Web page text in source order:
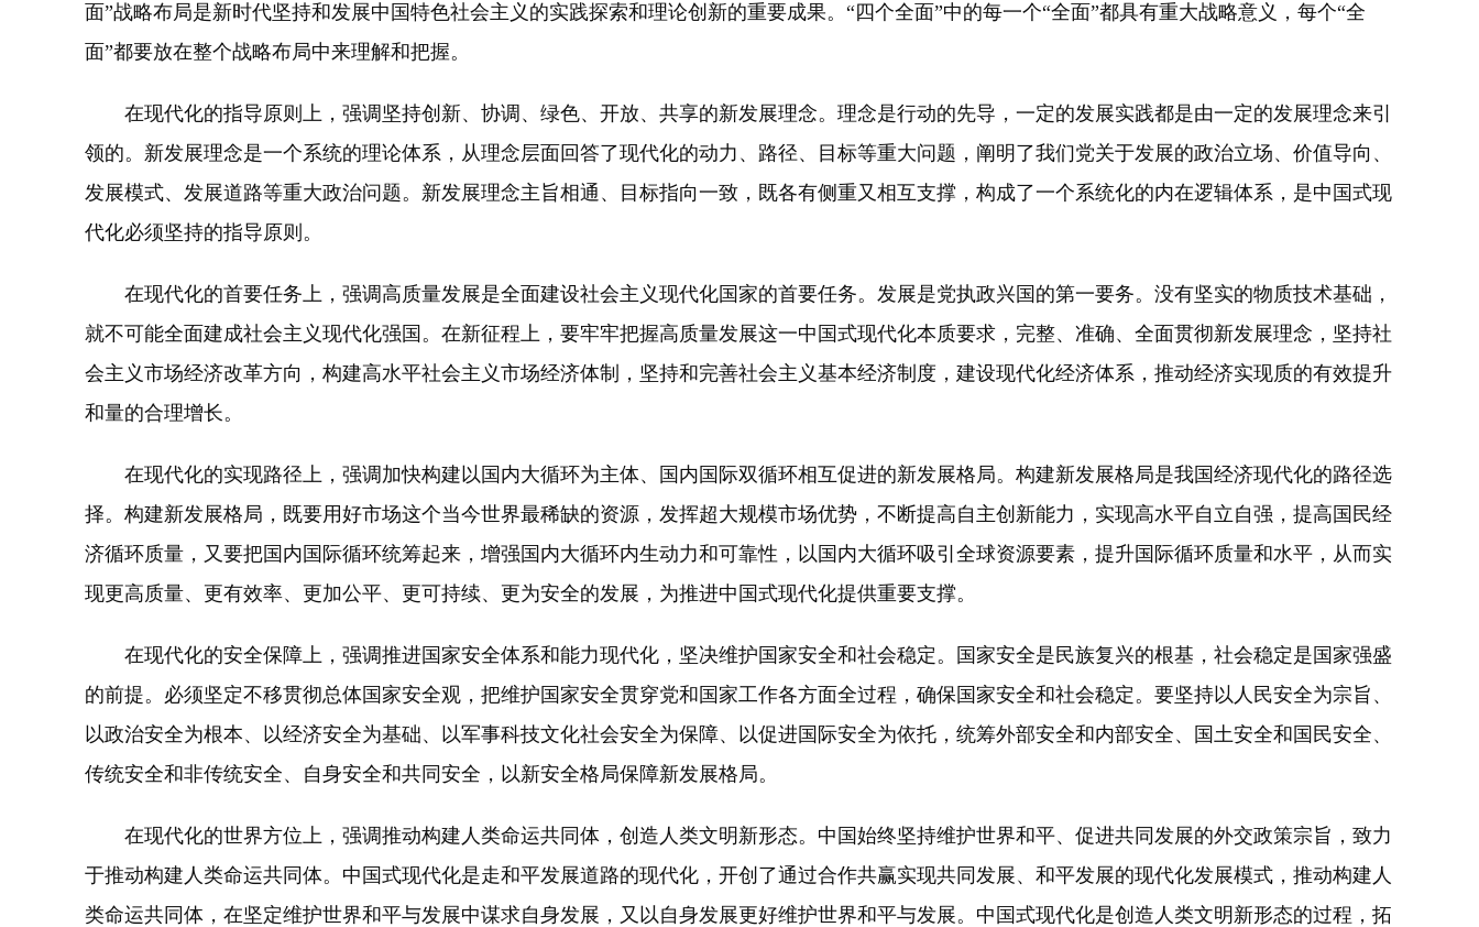
面”战略布局是新时代坚持和发展中国特色社会主义的实践探索和理论创新的重要成果。“四个全面”中的每一个“全面”都具有重大战略意义，每个“全
面”都要放在整个战略布局中来理解和把握。
在现代化的指导原则上，强调坚持创新、协调、绿色、开放、共享的新发展理念。理念是行动的先导，一定的发展实践都是由一定的发展理念来引
领的。新发展理念是一个系统的理论体系，从理念层面回答了现代化的动力、路径、目标等重大问题，阐明了我们党关于发展的政治立场、价值导向、
发展模式、发展道路等重大政治问题。新发展理念主旨相通、目标指向一致，既各有侧重又相互支撑，构成了一个系统化的内在逻辑体系，是中国式现
代化必须坚持的指导原则。
在现代化的首要任务上，强调高质量发展是全面建设社会主义现代化国家的首要任务。发展是党执政兴国的第一要务。没有坚实的物质技术基础，
就不可能全面建成社会主义现代化强国。在新征程上，要牢牢把握高质量发展这一中国式现代化本质要求，完整、准确、全面贯彻新发展理念，坚持社
会主义市场经济改革方向，构建高水平社会主义市场经济体制，坚持和完善社会主义基本经济制度，建设现代化经济体系，推动经济实现质的有效提升
和量的合理增长。
在现代化的实现路径上，强调加快构建以国内大循环为主体、国内国际双循环相互促进的新发展格局。构建新发展格局是我国经济现代化的路径选
择。构建新发展格局，既要用好市场这个当今世界最稀缺的资源，发挥超大规模市场优势，不断提高自主创新能力，实现高水平自立自强，提高国民经
济循环质量，又要把国内国际循环统筹起来，增强国内大循环内生动力和可靠性，以国内大循环吸引全球资源要素，提升国际循环质量和水平，从而实
现更高质量、更有效率、更加公平、更可持续、更为安全的发展，为推进中国式现代化提供重要支撑。
在现代化的安全保障上，强调推进国家安全体系和能力现代化，坚决维护国家安全和社会稳定。国家安全是民族复兴的根基，社会稳定是国家强盛
的前提。必须坚定不移贯彻总体国家安全观，把维护国家安全贯穿党和国家工作各方面全过程，确保国家安全和社会稳定。要坚持以人民安全为宗旨、
以政治安全为根本、以经济安全为基础、以军事科技文化社会安全为保障、以促进国际安全为依托，统筹外部安全和内部安全、国土安全和国民安全、
传统安全和非传统安全、自身安全和共同安全，以新安全格局保障新发展格局。
在现代化的世界方位上，强调推动构建人类命运共同体，创造人类文明新形态。中国始终坚持维护世界和平、促进共同发展的外交政策宗旨，致力
于推动构建人类命运共同体。中国式现代化是走和平发展道路的现代化，开创了通过合作共赢实现共同发展、和平发展的现代化发展模式，推动构建人
类命运共同体，在坚定维护世界和平与发展中谋求自身发展，又以自身发展更好维护世界和平与发展。中国式现代化是创造人类文明新形态的过程，拓